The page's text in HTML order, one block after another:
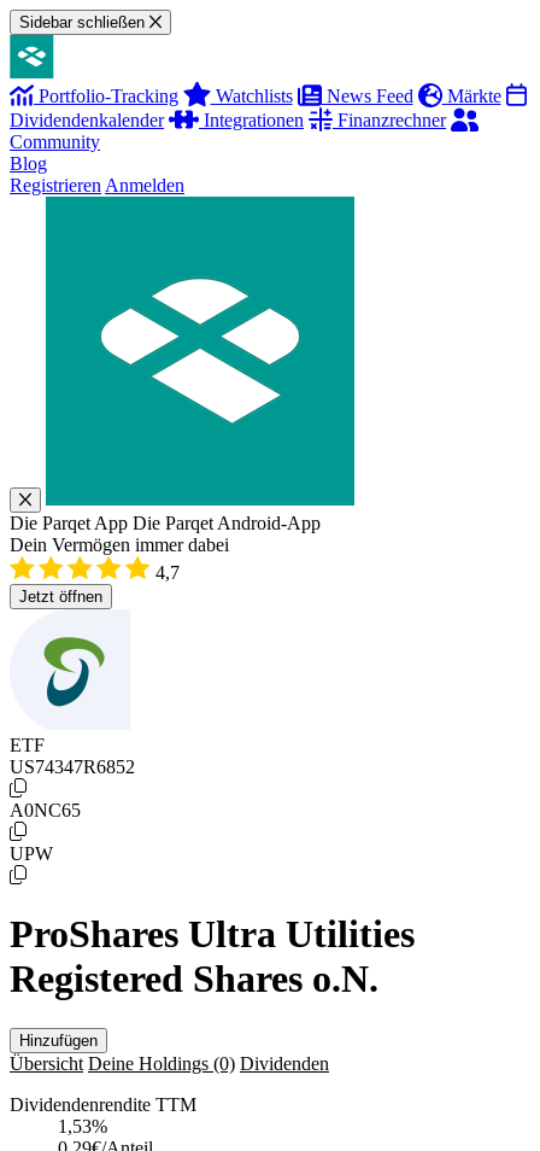
Sidebar schließen
Portfolio-Tracking Watchlists News Feed
Märkte
Dividendenkalender
Integrationen
Finanzrechner
Community
Blog
Registrieren Anmelden
Die Parqet App Die Parqet Android-App
Dein Vermögen immer dabei
4,7
Jetzt öffnen
ETF
US74347R6852
A0NC65
UPW
ProShares Ultra Utilities
Registered Shares o.N.
Hinzufügen
Übersicht Deine Holdings (0) Dividenden
Dividendenrendite TTM
1,53%